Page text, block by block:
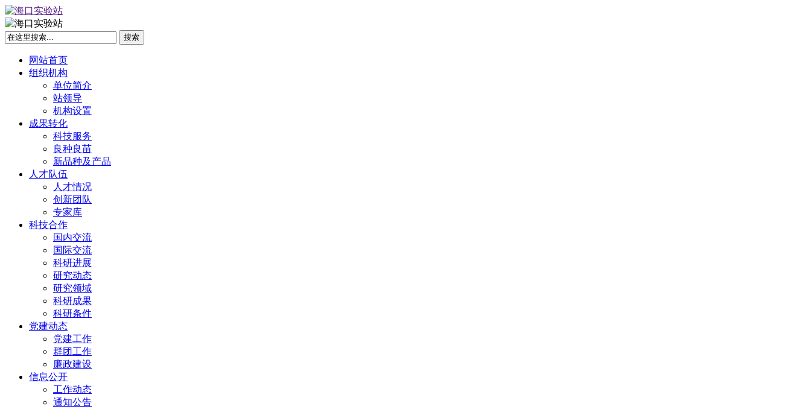
网站首页
组织机构
单位简介
站领导
机构设置
成果转化
科技服务
良种良苗
新品种及产品
人才队伍
人才情况
创新团队
专家库
科技合作
国内交流
国际交流
科研进展
研究动态
研究领域
科研成果
科研条件
党建动态
党建工作
群团工作
廉政建设
信息公开
工作动态
通知公告